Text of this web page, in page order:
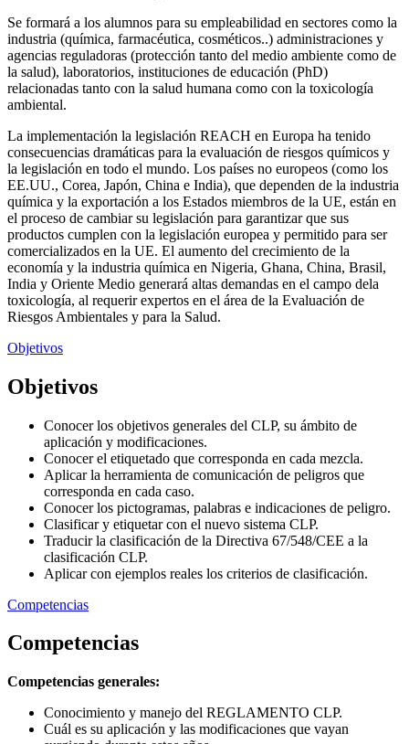
Se formará a los alumnos para su empleabilidad en sectores como la
industria (química, farmacéutica, cosméticos..) administraciones y
agencias reguladoras (protección tanto del medio ambiente como de
la salud), laboratorios, instituciones de educación (PhD)
relacionadas tanto con la salud humana como con la toxicología
ambiental.
La implementación la legislación REACH en Europa ha tenido
consecuencias dramáticas para la evaluación de riesgos químicos y
la legislación en todo el mundo. Los países no europeos (como los
EE.UU., Corea, Japón, China e India), que dependen de la industria
química y la exportación a los Estados miembros de la UE, están en
el proceso de cambiar su legislación para garantizar que sus
productos cumplen con la legislación europea y permitido para ser
comercializados en la UE. El aumento del crecimiento de la
economía y la industria química en Nigeria, Ghana, China, Brasil,
India y Oriente Medio generará altas demandas en el campo dela
toxicología, al requerir expertos en el área de la Evaluación de
Riesgos Ambientales y para la Salud.
Objetivos
Objetivos
Conocer los objetivos generales del CLP, su ámbito de
aplicación y modificaciones.
Conocer el etiquetado que corresponda en cada mezcla.
Aplicar la herramienta de comunicación de peligros que
corresponda en cada caso.
Conocer los pictogramas, palabras e indicaciones de peligro.
Clasificar y etiquetar con el nuevo sistema CLP.
Traducir la clasificación de la Directiva 67/548/CEE a la
clasificación CLP.
Aplicar con ejemplos reales los criterios de clasificación.
Competencias
Competencias
Competencias generales:
Conocimiento y manejo del REGLAMENTO CLP.
Cuál es su aplicación y las modificaciones que vayan